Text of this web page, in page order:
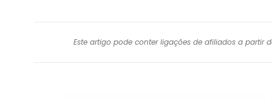
Este artigo pode conter ligações de afiliados a partir